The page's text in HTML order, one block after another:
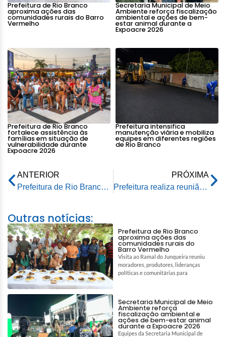
Prefeitura de Rio Branco
aproxima ações das
comunidades rurais do Barro
Vermelho
Secretaria Municipal de Meio
Ambiente reforça fiscalização
ambiental e ações de bem-
estar animal durante a
Expoacre 2026
Prefeitura de Rio Branco
fortalece assistência às
famílias em situação de
vulnerabilidade durante
Expoacre 2026
Prefeitura intensifica
manutenção viária e mobiliza
equipes em diferentes regiões
de Rio Branco
ANTERIOR
Prefeitura de Rio Branco realiza reunião de alinhamento para entrega dos itens do Projeto Recomeço
PRÓXIMA
Prefeitura realiza reunião de alinhamento para entrega dos itens do Projeto Recomeço
Outras notícias:
Prefeitura de Rio Branco
aproxima ações das
comunidades rurais do
Barro Vermelho
Visita ao Ramal do Junqueira reuniu
moradores, produtores, lideranças
políticas e comunitárias para
Secretaria Municipal de Meio
Ambiente reforça
fiscalização ambiental e
ações de bem-estar animal
durante a Expoacre 2026
Equipes da Secretaria Municipal de